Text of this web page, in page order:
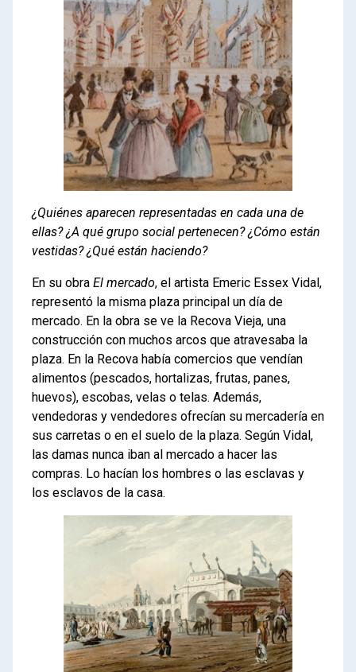
¿Quiénes aparecen representadas en cada una de
ellas? ¿A qué grupo social pertenecen? ¿Cómo están
vestidas? ¿Qué están haciendo?
En su obra El mercado, el artista Emeric Essex Vidal,
representó la misma plaza principal un día de
mercado. En la obra se ve la Recova Vieja, una
construcción con muchos arcos que atravesaba la
plaza. En la Recova había comercios que vendían
alimentos (pescados, hortalizas, frutas, panes,
huevos), escobas, velas o telas. Además,
vendedoras y vendedores ofrecían su mercadería en
sus carretas o en el suelo de la plaza. Según Vidal,
las damas nunca iban al mercado a hacer las
compras. Lo hacían los hombres o las esclavas y
los esclavos de la casa.